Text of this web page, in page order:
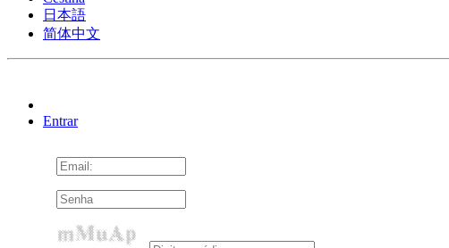
日本語
简体中文
Entrar